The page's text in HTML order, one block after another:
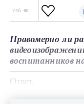
746
Правомерно ли
воспитанников
Ответ.